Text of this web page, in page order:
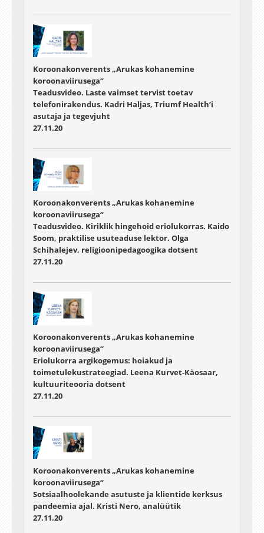
Koroonakonverents „Arukas kohanemine
koroonaviirusega“
Teadusvideo. Laste vaimset tervist toetav
telefonirakendus. Kadri Haljas, Triumf Health’i
asutaja ja tegevjuht
27.11.20
Koroonakonverents „Arukas kohanemine
koroonaviirusega“
Teadusvideo. Kiriklik hingehoid eriolukorras. Kaido
Soom, praktilise usuteaduse lektor. Olga
Schihalejev, religioonipedagoogika dotsent
27.11.20
Koroonakonverents „Arukas kohanemine
koroonaviirusega“
Eriolukorra argikogemus: hoiakud ja
toimetulekustrateegiad. Leena Kurvet-Käosaar,
kultuuriteooria dotsent
27.11.20
Koroonakonverents „Arukas kohanemine
koroonaviirusega“
Sotsiaalhoolekande asutuste ja klientide kerksus
pandeemia ajal. Kristi Nero, analüütik
27.11.20